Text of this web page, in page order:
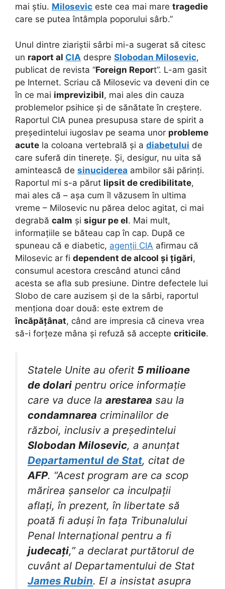
mai știu. Milosevic este cea mai mare tragedie
care se putea întâmpla poporului sârb.”
Unul dintre ziariștii sârbi mi-a sugerat să citesc
un raport al CIA despre Slobodan Milosevic,
publicat de revista “Foreign Report”. L-am gasit
pe Internet. Scriau că Milosevic va deveni din ce
în ce mai imprevizibil, mai ales din cauza
problemelor psihice și de sănătate în creștere.
Raportul CIA punea presupusa stare de spirit a
președintelui iugoslav pe seama unor probleme
acute la coloana vertebrală și a diabetului de
care suferă din tinerețe. Și, desigur, nu uita să
amintească de sinuciderea ambilor săi părinți.
Raportul mi s-a părut lipsit de credibilitate,
mai ales că – așa cum îl văzusem în ultima
vreme – Milosevic nu părea deloc agitat, ci mai
degrabă calm și sigur pe el. Mai mult,
informațiile se băteau cap în cap. După ce
spuneau că e diabetic, agenții CIA afirmau că
Milosevic ar fi dependent de alcool și țigări,
consumul acestora crescând atunci când
acesta se afla sub presiune. Dintre defectele lui
Slobo de care auzisem și de la sârbi, raportul
menționa doar două: este extrem de
încăpățânat, când are impresia că cineva vrea
să-i forțeze mâna și refuză să accepte criticile.
Statele Unite au oferit 5 milioane
de dolari pentru orice informație
care va duce la arestarea sau la
condamnarea criminalilor de
război, inclusiv a președintelui
Slobodan Milosevic, a anunțat
Departamentul de Stat, citat de
AFP. “Acest program are ca scop
mărirea șanselor ca inculpații
aflați, în prezent, în libertate să
poată fi aduși în fața Tribunalului
Penal Internațional pentru a fi
judecați,” a declarat purtătorul de
cuvânt al Departamentului de Stat
James Rubin. El a insistat asupra